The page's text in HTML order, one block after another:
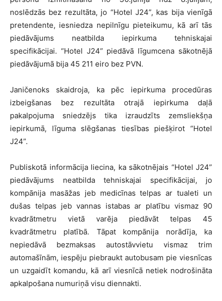
noslēdzās bez rezultāta, jo “Hotel J24”, kas bija vienīgā
pretendente, iesniedza nepilnīgu pieteikumu, kā arī tās
piedāvājums neatbilda iepirkuma tehniskajai
specifikācijai. “Hotel J24” piedāvā līgumcena sākotnējā
piedāvājumā bija 45 211 eiro bez PVN.
Janičenoks skaidroja, ka pēc iepirkuma procedūras
izbeigšanas bez rezultāta otrajā iepirkuma daļā
pakalpojuma sniedzējs tika izraudzīts zemsliekšņa
iepirkumā, līguma slēgšanas tiesības piešķirot “Hotel
J24”.
Publiskotā informācija liecina, ka sākotnējais “Hotel J24”
piedāvājums neatbilda tehniskajai specifikācijai, jo
kompānija masāžas jeb medicīnas telpas ar tualeti un
dušas telpas jeb vannas istabas ar platību vismaz 90
kvadrātmetru vietā varēja piedāvāt telpas 45
kvadrātmetru platībā. Tāpat kompānija norādīja, ka
nepiedāvā bezmaksas autostāvvietu vismaz trim
automašīnām, iespēju piebraukt autobusam pie viesnīcas
un uzgaidīt komandu, kā arī viesnīcā netiek nodrošināta
apkalpošana numuriņā visu diennakti.